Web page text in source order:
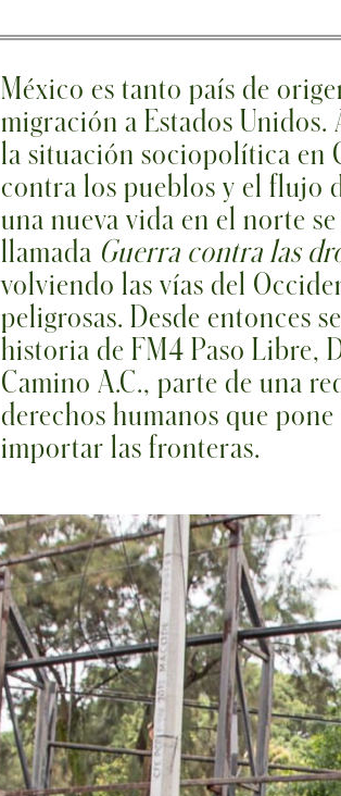
México es tanto país de
migración a Estados
la situación sociopolítica en
contra los pueblos y el flujo
una nueva vida en el norte
llamada Guerra contra las
volviendo las vías del
peligrosas. Desde entonces
historia de FM4 Paso Libre,
Camino A.C., parte de una
derechos humanos que
importar las fronteras.